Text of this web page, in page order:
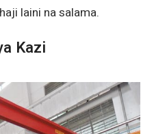
laini na salama.
Kazi